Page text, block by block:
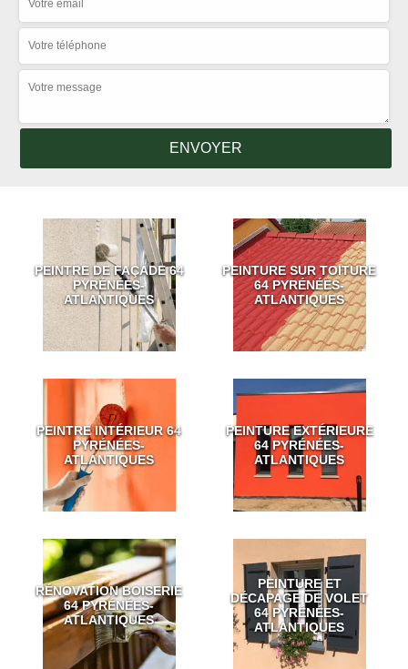
PEINTRE DE FAÇADE 64
PYRÉNÉES-
ATLANTIQUES
PEINTURE SUR TOITURE
64 PYRÉNÉES-
ATLANTIQUES
PEINTRE INTÉRIEUR 64
PYRÉNÉES-
ATLANTIQUES
PEINTURE EXTÉRIEURE
64 PYRÉNÉES-
ATLANTIQUES
RÉNOVATION BOISERIE
64 PYRÉNÉES-
ATLANTIQUES
PEINTURE ET
DÉCAPAGE DE VOLET
64 PYRÉNÉES-
ATLANTIQUES